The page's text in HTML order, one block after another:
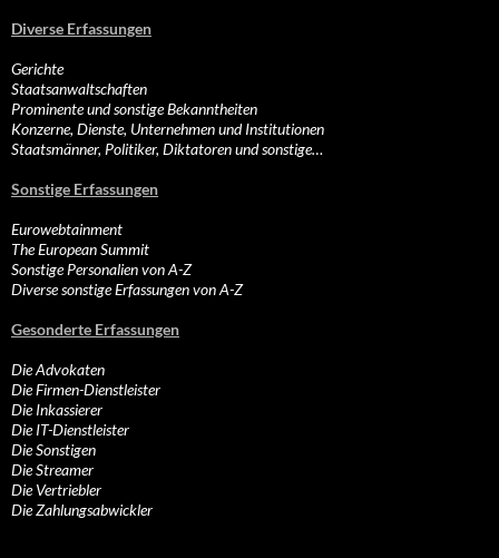
Diverse Erfassungen
Gerichte
Staatsanwaltschaften
Prominente und sonstige Bekanntheiten
Konzerne, Dienste, Unternehmen und Institutionen
Staatsmänner, Politiker, Diktatoren und sonstige…
Sonstige Erfassungen
Eurowebtainment
The European Summit
Sonstige Personalien von A-Z
Diverse sonstige Erfassungen von A-Z
Gesonderte Erfassungen
Die Advokaten
Die Firmen-Dienstleister
Die Inkassierer
Die IT-Dienstleister
Die Sonstigen
Die Streamer
Die Vertriebler
Die Zahlungsabwickler